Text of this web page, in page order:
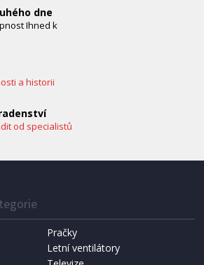
(Multi Bag, S-BAG SMS)
dne
Ihned k
a historii
od specialistů
Pračky
Letní ventilátory